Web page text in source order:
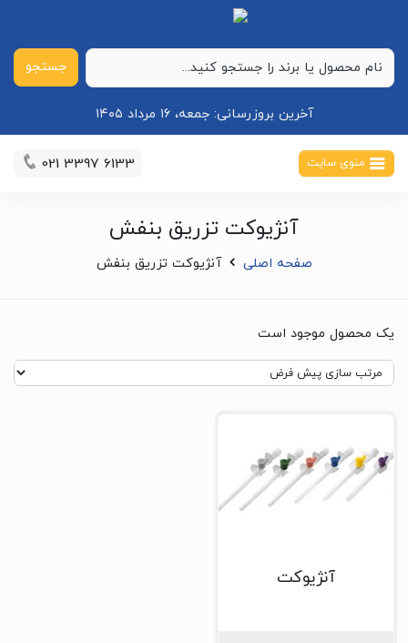
جستجو
آخرین بروزرسانی: جمعه، ۱۶ مرداد ۱۴۰۵
منوی سایت 021 3397 6133
آنژیوکت تزریق بنفش
صفحه اصلی آنژیوکت تزریق بنفش
یک محصول موجود است
آنژیوکت